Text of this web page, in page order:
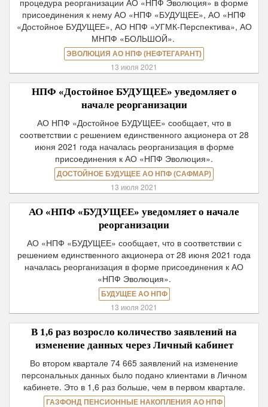
процедура реорганизации АО «НПФ Эволюция» в форме
присоединения к нему АО «НПФ «БУДУЩЕЕ», АО «НПФ
«Достойное БУДУЩЕЕ», АО НПФ «УГМК-Перспектива», АО
МНПФ «БОЛЬШОЙ».
ЭВОЛЮЦИЯ АО НПФ (НЕФТЕГАРАНТ)
13 июля 2021
НПФ «Достойное БУДУЩЕЕ» уведомляет о
начале реорганизации
АО НПФ «Достойное БУДУЩЕЕ» сообщает, что в
соответствии с решением единственного акционера от 28
июня 2021 года началась реорганизация в форме
присоединения к АО «НПФ Эволюция».
ДОСТОЙНОЕ БУДУЩЕЕ АО НПФ (САФМАР)
13 июля 2021
АО «НПФ «БУДУЩЕЕ» уведомляет о начале
реорганизации
АО «НПФ «БУДУЩЕЕ» сообщает, что в соответствии с
решением единственного акционера от 28 июня 2021 года
началась реорганизация в форме присоединения к АО
«НПФ Эволюция».
БУДУЩЕЕ АО НПФ
13 июля 2021
В 1,6 раз возросло количество заявлений на
изменение данных через Личный кабинет
Во втором квартале 74 665 заявлений на изменение
персональных данных было подано клиентами в Личном
кабинете. Это в 1,6 раз больше, чем в первом квартале.
ГАЗФОНД ПЕНСИОННЫЕ НАКОПЛЕНИЯ АО НПФ